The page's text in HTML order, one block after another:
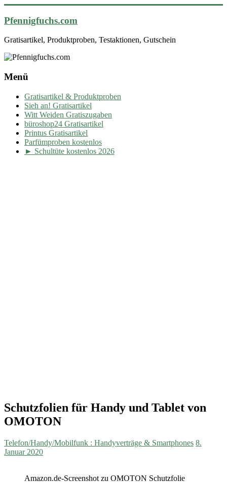
Pfennigfuchs.com
Gratisartikel, Produktproben, Testaktionen, Gutschein
Menü
Gratisartikel & Produktproben
Sieh an! Gratisartikel
Witt Weiden Gratiszugaben
büroshop24 Gratisartikel
Printus Gratisartikel
Parfümproben kostenlos
► Schultüte kostenlos 2026
Schutzfolien für Handy und Tablet von
OMOTON
Telefon/Handy/Mobilfunk : Handyverträge & Smartphones 8.
Januar 2020
Amazon.de-Screenshot zu OMOTON Schutzfolie